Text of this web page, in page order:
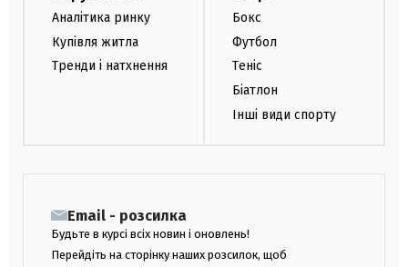
Аналітика ринку
Купівля житла
Тренди і натхнення
Бокс
Футбол
Теніс
Біатлон
Інші види спорту
Email - розсилка
Будьте в курсі всіх новин і оновлень!
Перейдіть на сторінку наших розсилок, щоб